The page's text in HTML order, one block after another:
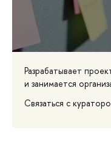
Разрабатывает
и занимается
Связаться с